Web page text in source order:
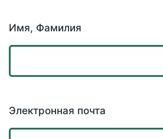
Имя, Фамилия
Электронная почта